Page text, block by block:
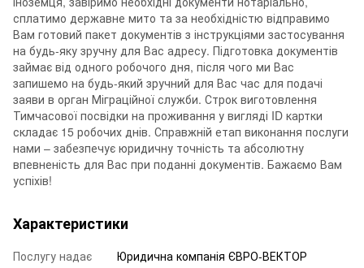
сплатимо державне мито та за необхідністю відправимо
Вам готовий пакет документів з інструкціями застосування
на будь-яку зручну для Вас адресу. Підготовка документів
займає від одного робочого дня, після чого ми Вас
запишемо на будь-який зручний для Вас час для подачі
заяви в орган Міграційної служби. Строк виготовлення
Тимчасової посвідки на проживання у вигляді ID картки
складає 15 робочих днів. Справжній етап виконання послуги
нами – забезпечує юридичну точність та абсолютну
впевненість для Вас при поданні документів. Бажаємо Вам
успіхів!
Характеристики
Послугу надає
Юридична компанія ЄВРО-ВЕКТОР